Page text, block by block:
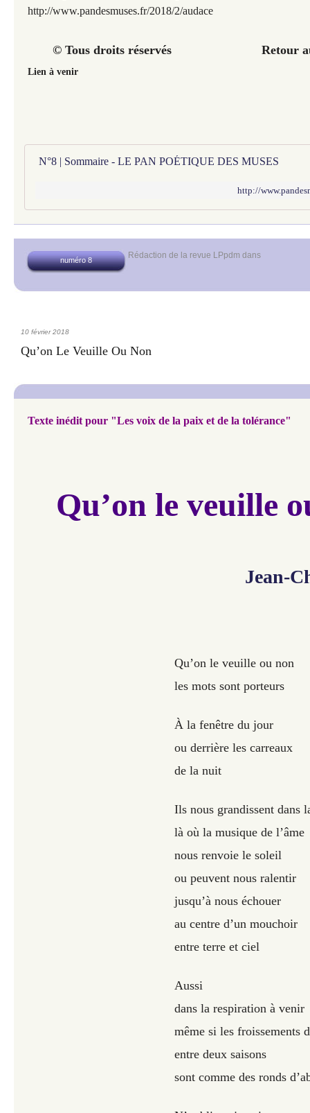
http://www.pandesmuses.fr/2018/2/audace
© Tous droits réservés Retour au
Lien à venir
N°8 | Sommaire - LE PAN POÉTIQUE DES MUSES
http://
Rédaction de la revue LPpdm dans
numéro 8
10 février 2018
Qu’on Le Veuille Ou Non
Texte inédit pour "Les voix de la paix et de la tolérance"
Qu’on le veuille
Jean-
Qu’on le veuille ou non
les mots sont porteurs
À la fenêtre du jour
ou derrière les carreaux
de la nuit
Ils nous grandissent dans
là où la musique de l’âme
nous renvoie le soleil
ou peuvent nous ralentir
jusqu’à nous échouer
au centre d’un mouchoir
entre terre et ciel
Aussi
dans la respiration à venir
même si les froissements
entre deux saisons
sont comme des ronds